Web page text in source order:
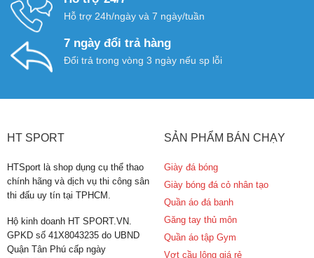
Hỗ trợ 24h/ngày và 7 ngày/tuần
7 ngày đổi trả hàng
Đổi trả trong vòng 3 ngày nếu sp lỗi
HT SPORT
HTSport là shop dụng cụ thể thao
chính hãng và dịch vụ thi công sân
thi đấu uy tín tại TPHCM.
Hộ kinh doanh HT SPORT.VN.
GPKD số 41X8043235 do UBND
Quận Tân Phú cấp ngày
SẢN PHẨM BÁN CHẠY
Giày đá bóng
Giày bóng đá cỏ nhân tạo
Quần áo đá banh
Găng tay thủ môn
Quần áo tập Gym
Vợt cầu lông giá rẻ